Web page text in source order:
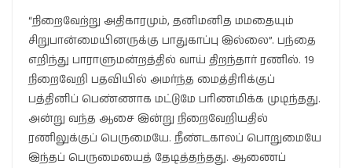
“நிறைவேற்று அதிகாரமும், தனிமனித மமதையும்
சிறுபான்மையினருக்கு பாதுகாப்பு இல்லை”. பந்தை
எறிந்து பாராளுமன்றத்தில் வாய் திறந்தார் ரணில். 19
நிறைவேறி பதவியில் அமர்ந்த மைத்திரிக்குப்
பத்தினிப் பெண்ணாக மட்டுமே பரிணமிக்க முடிந்தது.
அன்று வந்த ஆசை இன்று நிறைவேறியதில்
ரணிலுக்குப் பெருமையே. நீண்டகாலப் பொறுமையே
இந்தப் பெருமையைத் தேடித்தந்தது. ஆணைப்